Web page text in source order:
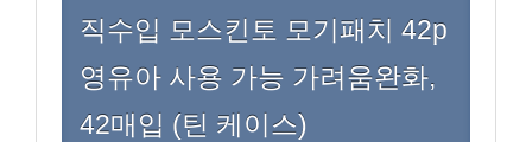
직수입 모스킨토 모기패치 42p
영유아 사용 가능 가려움완화,
42매입 (틴 케이스)